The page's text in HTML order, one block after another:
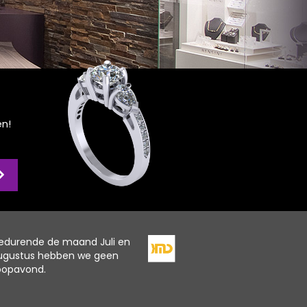
de maand Juli en
hebben we geen